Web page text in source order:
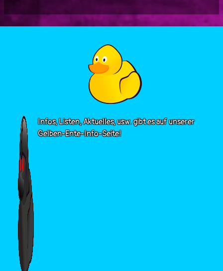
Infos, Listen, Aktuelles, usw. gibt es auf unserer
Gelben-Ente-Info-Seite!